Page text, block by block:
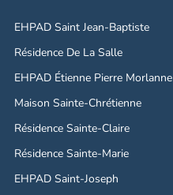
EHPAD Saint Jean-Baptiste
Résidence De La Salle
EHPAD Étienne Pierre Morlanne
Maison Sainte-Chrétienne
Résidence Sainte-Claire
Résidence Sainte-Marie
EHPAD Saint-Joseph